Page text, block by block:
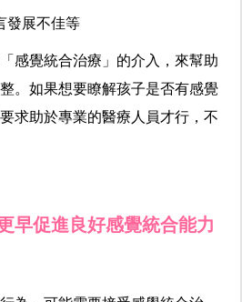
發展不佳等
感覺統合治療」的介入，來幫助
。 如果想要瞭解孩子是否有感覺
求助於專業的醫療人員才行，不
早促進良好感覺統合能力